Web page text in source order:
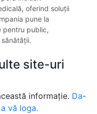
oferind soluții
pune la
pentru public,
site-uri
informație. Da-
vă loga.